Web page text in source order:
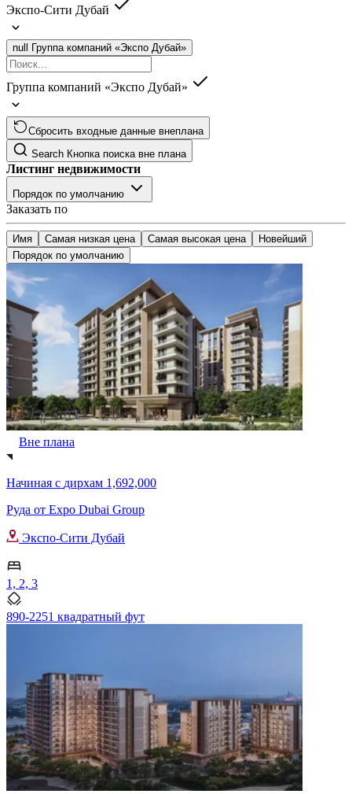
Экспо-Сити Дубай
null Группа компаний «Экспо Дубай»
Группа компаний «Экспо Дубай»
Сбросить входные данные внеплана
Search Кнопка поиска вне плана
Листинг недвижимости
Порядок по умолчанию
Заказать по
Имя Самая низкая цена Самая высокая цена
Новейший
Порядок по умолчанию
Вне плана
Начиная с дирхам 1,692,000
Руда от Expo Dubai Group
Экспо-Сити Дубай
1, 2, 3
890-2251 квадратный фут